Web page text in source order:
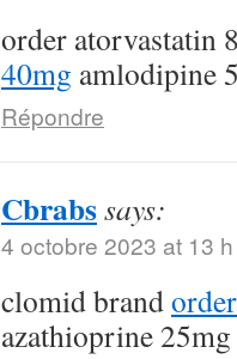
order atorvastatin
40mg amlodipine
Répondre
Cbrabssays:
4 octobre 2023 at 13
clomid brand
azathioprine